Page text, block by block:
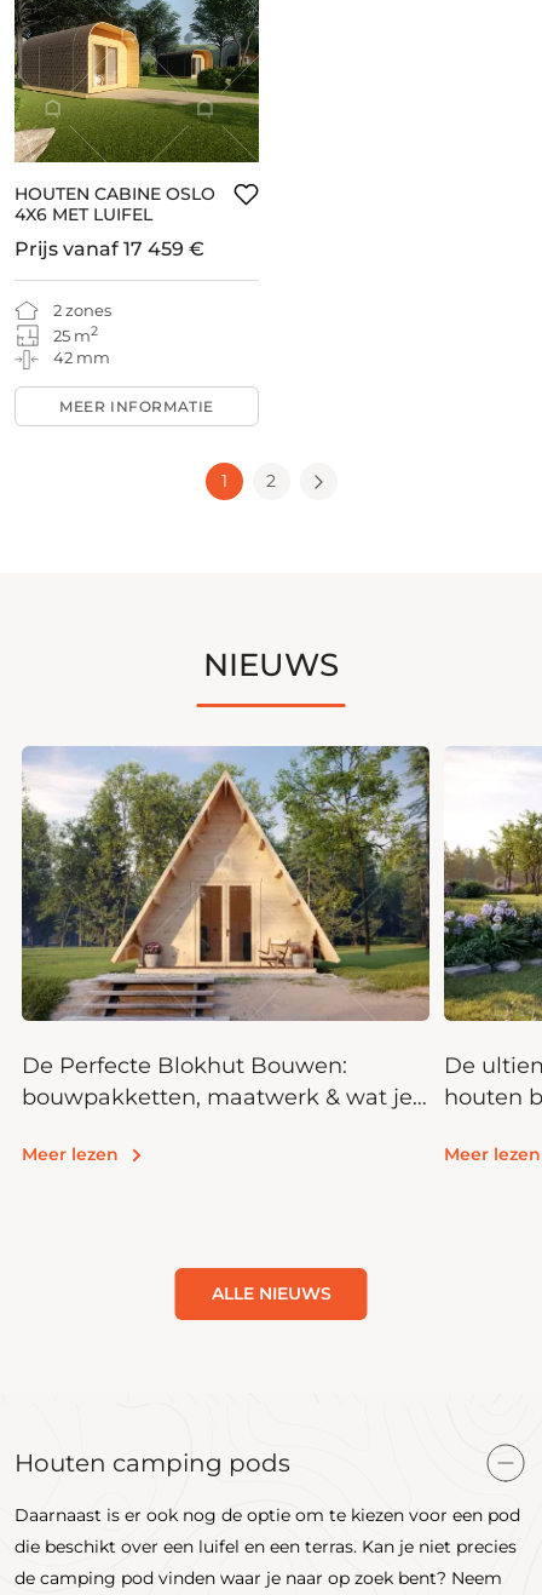
HOUTEN CABINE OSLO
4X6 MET LUIFEL
2 zones
25 m2
42 mm
Prijs vanaf 17 459 €
MEER INFORMATIE
1 2
NIEUWS
ALLE NIEUWS
De Perfecte Blokhut Bouwen:
bouwpakketten, maatwerk & wat je
Meer lezen
De
houten
Meer lezen
Houten camping pods
Daarnaast is er ook nog de optie om te kiezen voor een pod
die beschikt over een luifel en een terras. Kan je niet precies
de camping pod vinden waar je naar op zoek bent? Neem